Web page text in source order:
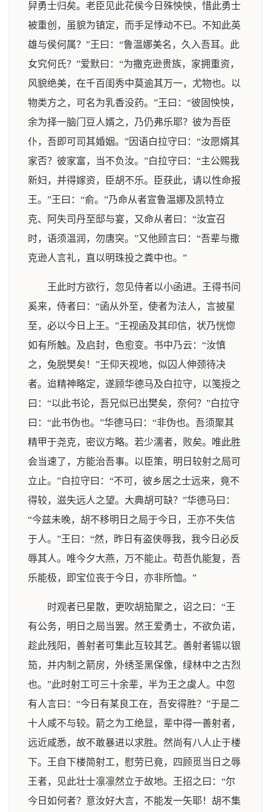
舁勇士归矣。老臣见此花侯今日殊怏怏，惜此勇士
被重创，虽貌为镇定，而手足悸动不已。不知此英
雄与侯何属？”王曰：“鲁温娜美名，久入吾耳。此
女究何氏？”爱默曰：“为撒克逊贵族，家拥重资，
风貌绝美，在千百闺秀中莫逾其万一，尤物也。以
物类方之，可名为乳香没药。”王曰：“彼固怏怏，
余为择一脑门豆人婿之，乃仍弗乐耶？彼为吾臣
仆，吾即可司其婚姻。”因语白拉守曰：“汝愿婿其
家否？彼家富，当不负汝。”白拉守曰：“主公赐我
新妇，并得嫁资，臣胡不乐。臣获此，请以性命报
王。”王曰：“俞。”乃命从者宣鲁温娜及凯特立
克、阿失司丹至邸与宴，又命从者曰：“汝宣召
时，语须温润，勿唐突。”又他顾言曰：“吾辈与撒
克逊人言礼，直以明珠投之粪中也。”
王此时方欲行，忽见侍者以小函进。王得书问
奚来，侍者曰：“函从外至，使者为法人，言披星
至，必以今日上王。”王视函及其印信，状乃恍惚
如有所触。及启封，色愈变。书中乃云：“汝慎
之，兔脱樊矣！”王仰天视地，似囚人伸颈待决
者。迨精神略定，遂顾华德马及白拉守，以笺授之
曰：“以此书论，吾兄似已出樊矣，奈何？”白拉守
曰：“此书伪也。”华德马曰：“非伪也。吾须聚其
精甲于尧克，密议方略。若少濡者，败矣。唯此胜
会当速了，方能治吾事。以臣策，明日较射之局可
立止。”白拉守曰：“不可，彼乡居之士远来，竟不
得较，滋失远人之望。大典胡可缺？”华德马曰：
“今兹未晚，胡不移明日之局于今日，王亦不失信
于人。”王曰：“然，昨日有盗侠辱我，我今日必反
辱其人。唯今夕大燕，万不能止。苟吾仇能复，吾
乐能极，即宝位丧于今日，亦非所恤。”
时观者已星散，更吹胡笳聚之，诏之曰：“王
有公务，明日之局当罢。然王爱勇士，不欲负诺，
趁此残阳，善射者可集此互较其艺。善射者锡以银
笳，并内制之箭房，外绣圣黑保像，绿林中之古烈
也。”此时射工可三十余辈，半为王之虞人。中忽
有人言曰：“今日有某良工在，吾安得胜？”于是二
十人咸不与较。箭之为工绝显，辈中得一善射者，
远近咸悉，故不敢暴进以求胜。然尚有八人止于楼
下。王自下楼简射工，慰劳已竟，四顾觅当日之辱
王者，见此壮士凛凛然立于故地。王招之曰：“尔
今日如何者？意汝好大言，不能发一矢耶！胡不集